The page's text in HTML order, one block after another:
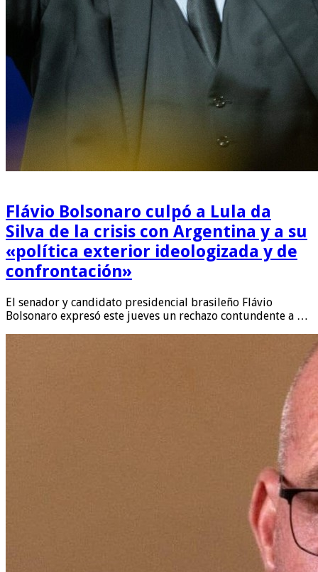
Flávio Bolsonaro culpó a Lula da
Silva de la crisis con Argentina y a su
«política exterior ideologizada y de
confrontación»
El senador y candidato presidencial brasileño Flávio
Bolsonaro expresó este jueves un rechazo contundente a …